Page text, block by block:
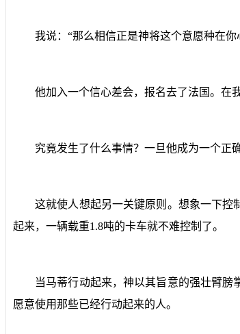
我说：“那么相信正是神将这个意愿种在
他加入一个信心差会，报名去了法国。在
究竟发生了什么事情？一旦他成为一个正
这就使人想起另一关键原则。想象一下控
起来，一辆载重1.8吨的卡车就不难控制了。
当马蒂行动起来，神以其旨意的强壮臂
愿意使用那些已经行动起来的人。